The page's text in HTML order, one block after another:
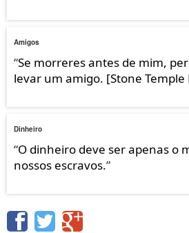
Amigos
“Se morreres antes de mim,
levar um amigo. [Stone Temple
Dinheiro
“O dinheiro deve ser apenas o
nossos escravos.”